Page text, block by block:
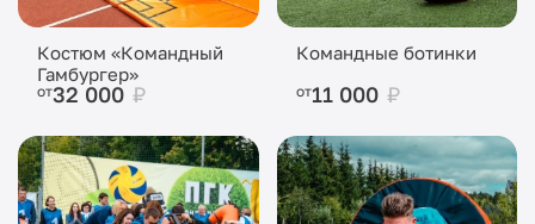
Костюм «Командный
Гамбургер»
от32 000 ₽
Командные ботинки
от11 000 ₽